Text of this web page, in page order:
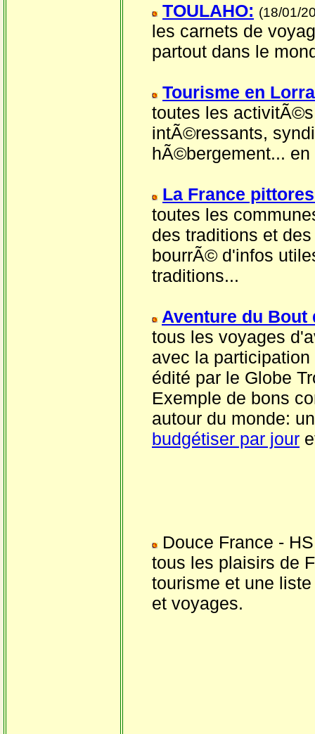
TOULAHO: (18/01/
les carnets de
partout dans le
Tourisme en
toutes les
intÃ©ressants,
hÃ©bergement... en
La France
toutes les
des traditions et
bourrÃ© d'infos
traditions...
Aventure du Bout
tous les voyages
avec la
édité par le Globe
Exemple de bons
autour du monde:
budgétiser par jour
Douce France -
tous les plaisirs de
tourisme et une
et voyages.